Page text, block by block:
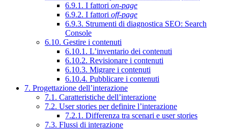
6.9.1. I fattori on-page
6.9.2. I fattori off-page
6.9.3. Strumenti di diagnostica SEO: Search
Console
6.10. Gestire i contenuti
6.10.1. L’inventario dei contenuti
6.10.2. Revisionare i contenuti
6.10.3. Migrare i contenuti
6.10.4. Pubblicare i contenuti
7. Progettazione dell’interazione
7.1. Caratteristiche dell’interazione
7.2. User stories per definire l’interazione
7.2.1. Differenza tra scenari e user stories
7.3. Flussi di interazione